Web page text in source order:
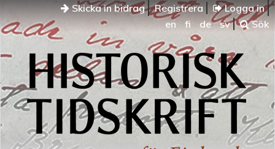
Skicka in bidrag Registrera
Logga in
en
fi de sv Sök